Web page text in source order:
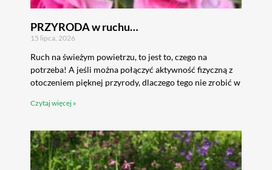
PRZYRODA w ruchu…
15 lipca, 2026
Ruch na świeżym powietrzu, to jest to, czego na
potrzeba! A jeśli można połączyć aktywność fizyczną z
otoczeniem pięknej przyrody, dlaczego tego nie zrobić w
Czytaj więcej »